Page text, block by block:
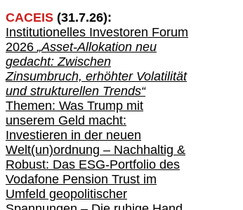
CACEIS (31.7.26):
Institutionelles Investoren Forum
2026 „Asset-Allokation neu
gedacht: Zwischen
Zinsumbruch, erhöhter Volatilität
und strukturellen Trends“
Themen: Was Trump mit
unserem Geld macht:
Investieren in der neuen
Welt(un)ordnung – Nachhaltig &
Robust: Das ESG-Portfolio des
Vodafone Pension Trust im
Umfeld geopolitischer